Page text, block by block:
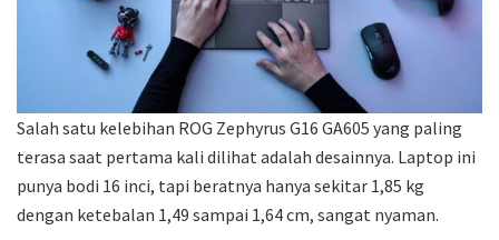
Salah satu kelebihan ROG Zephyrus G16 GA605 yang paling
terasa saat pertama kali dilihat adalah desainnya. Laptop ini
punya bodi 16 inci, tapi beratnya hanya sekitar 1,85 kg
dengan ketebalan 1,49 sampai 1,64 cm, sangat nyaman.